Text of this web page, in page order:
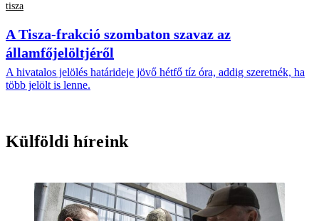
tisza
A Tisza-frakció szombaton szavaz az
államfőjelöltjéről
A hivatalos jelölés határideje jövő hétfő tíz óra, addig szeretnék, ha
több jelölt is lenne.
Külföldi híreink